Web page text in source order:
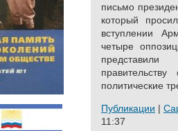
письмо
который
вступлении
четыре
политические
Публикации |
11:37